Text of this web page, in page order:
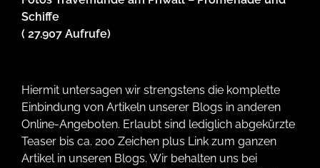
Schiffe
( 27.907 Aufrufe)
Hiermit untersagen wir strengstens die komplette
Einbindung von Artikeln unserer Blogs in anderen
Online-Angeboten. Erlaubt sind lediglich abgekürzte
Teaser bis ca. 200 Zeichen plus Link zum ganzen
Artikel in unseren Blogs. Wir behalten uns bei